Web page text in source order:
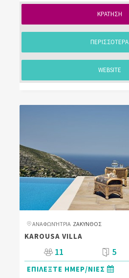
ΚΡΑΤΗΣΗ
ΠΕΡΙΣΣΟΤΕΡΑ
WEBSITE
ΑΝΑΦΩΝΉΤΡΙΑ ΖΑΚΥΝΘΟΣ
KAROUSA VILLA
11 5
ΕΠΙΛΕΞΤΕ ΗΜΕΡ/ΝΙΕΣ